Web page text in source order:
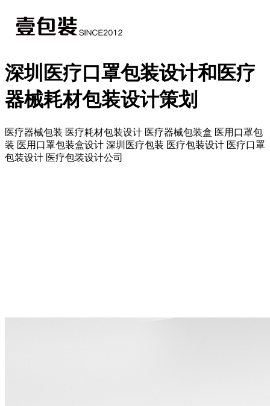
深圳医疗口罩包装设计和医疗
器械耗材包装设计策划
医疗器械包装 医疗耗材包装设计 医疗器械包装盒 医用口罩包
装 医用口罩包装盒设计 深圳医疗包装 医疗包装设计 医疗口罩
包装设计 医疗包装设计公司